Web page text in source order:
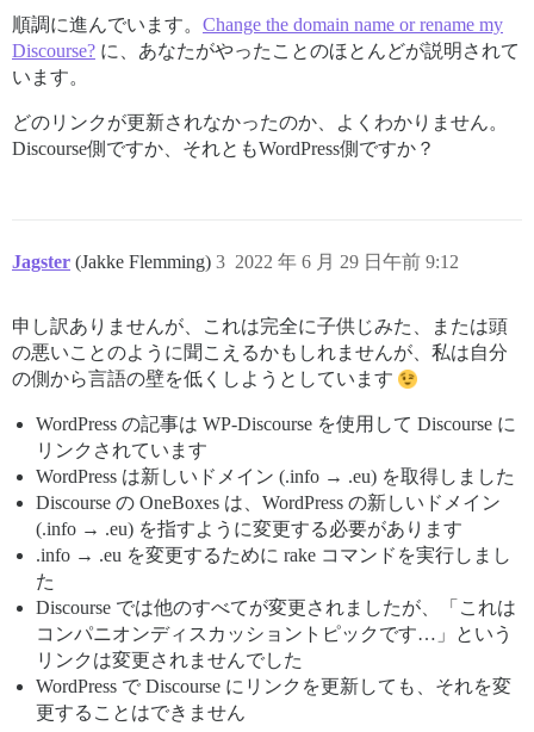
順調に進んでいます。 Change the domain name or rename my
Discourse? に、あなたがやったことのほとんどが説明されて
います。
どのリンクが更新されなかったのか、よくわかりません。
Discourse側ですか、それともWordPress側ですか？
Jagster (Jakke Flemming) 2022 年 6 月 29 日午前 9:12
3
申し訳ありませんが、これは完全に子供じみた、または頭
の悪いことのように聞こえるかもしれませんが、私は自分
の側から言語の壁を低くしようとしています
WordPress の記事は WP-Discourse を使用して Discourse に
リンクされています
WordPress は新しいドメイン (.info → .eu) を取得しました
Discourse の OneBoxes は、WordPress の新しいドメイン
(.info → .eu) を指すように変更する必要があります
.info → .eu を変更するために rake コマンドを実行しまし
た
Discourse では他のすべてが変更されましたが、「これは
コンパニオンディスカッショントピックです…」という
リンクは変更されませんでした
WordPress で Discourse にリンクを更新しても、それを変
更することはできません